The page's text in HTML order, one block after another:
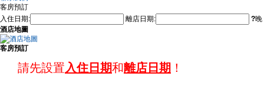
客房預訂
入住日期:
離店日期: ?晚
酒店地圖
客房預訂
請先設置入住日期和離店日期 ！